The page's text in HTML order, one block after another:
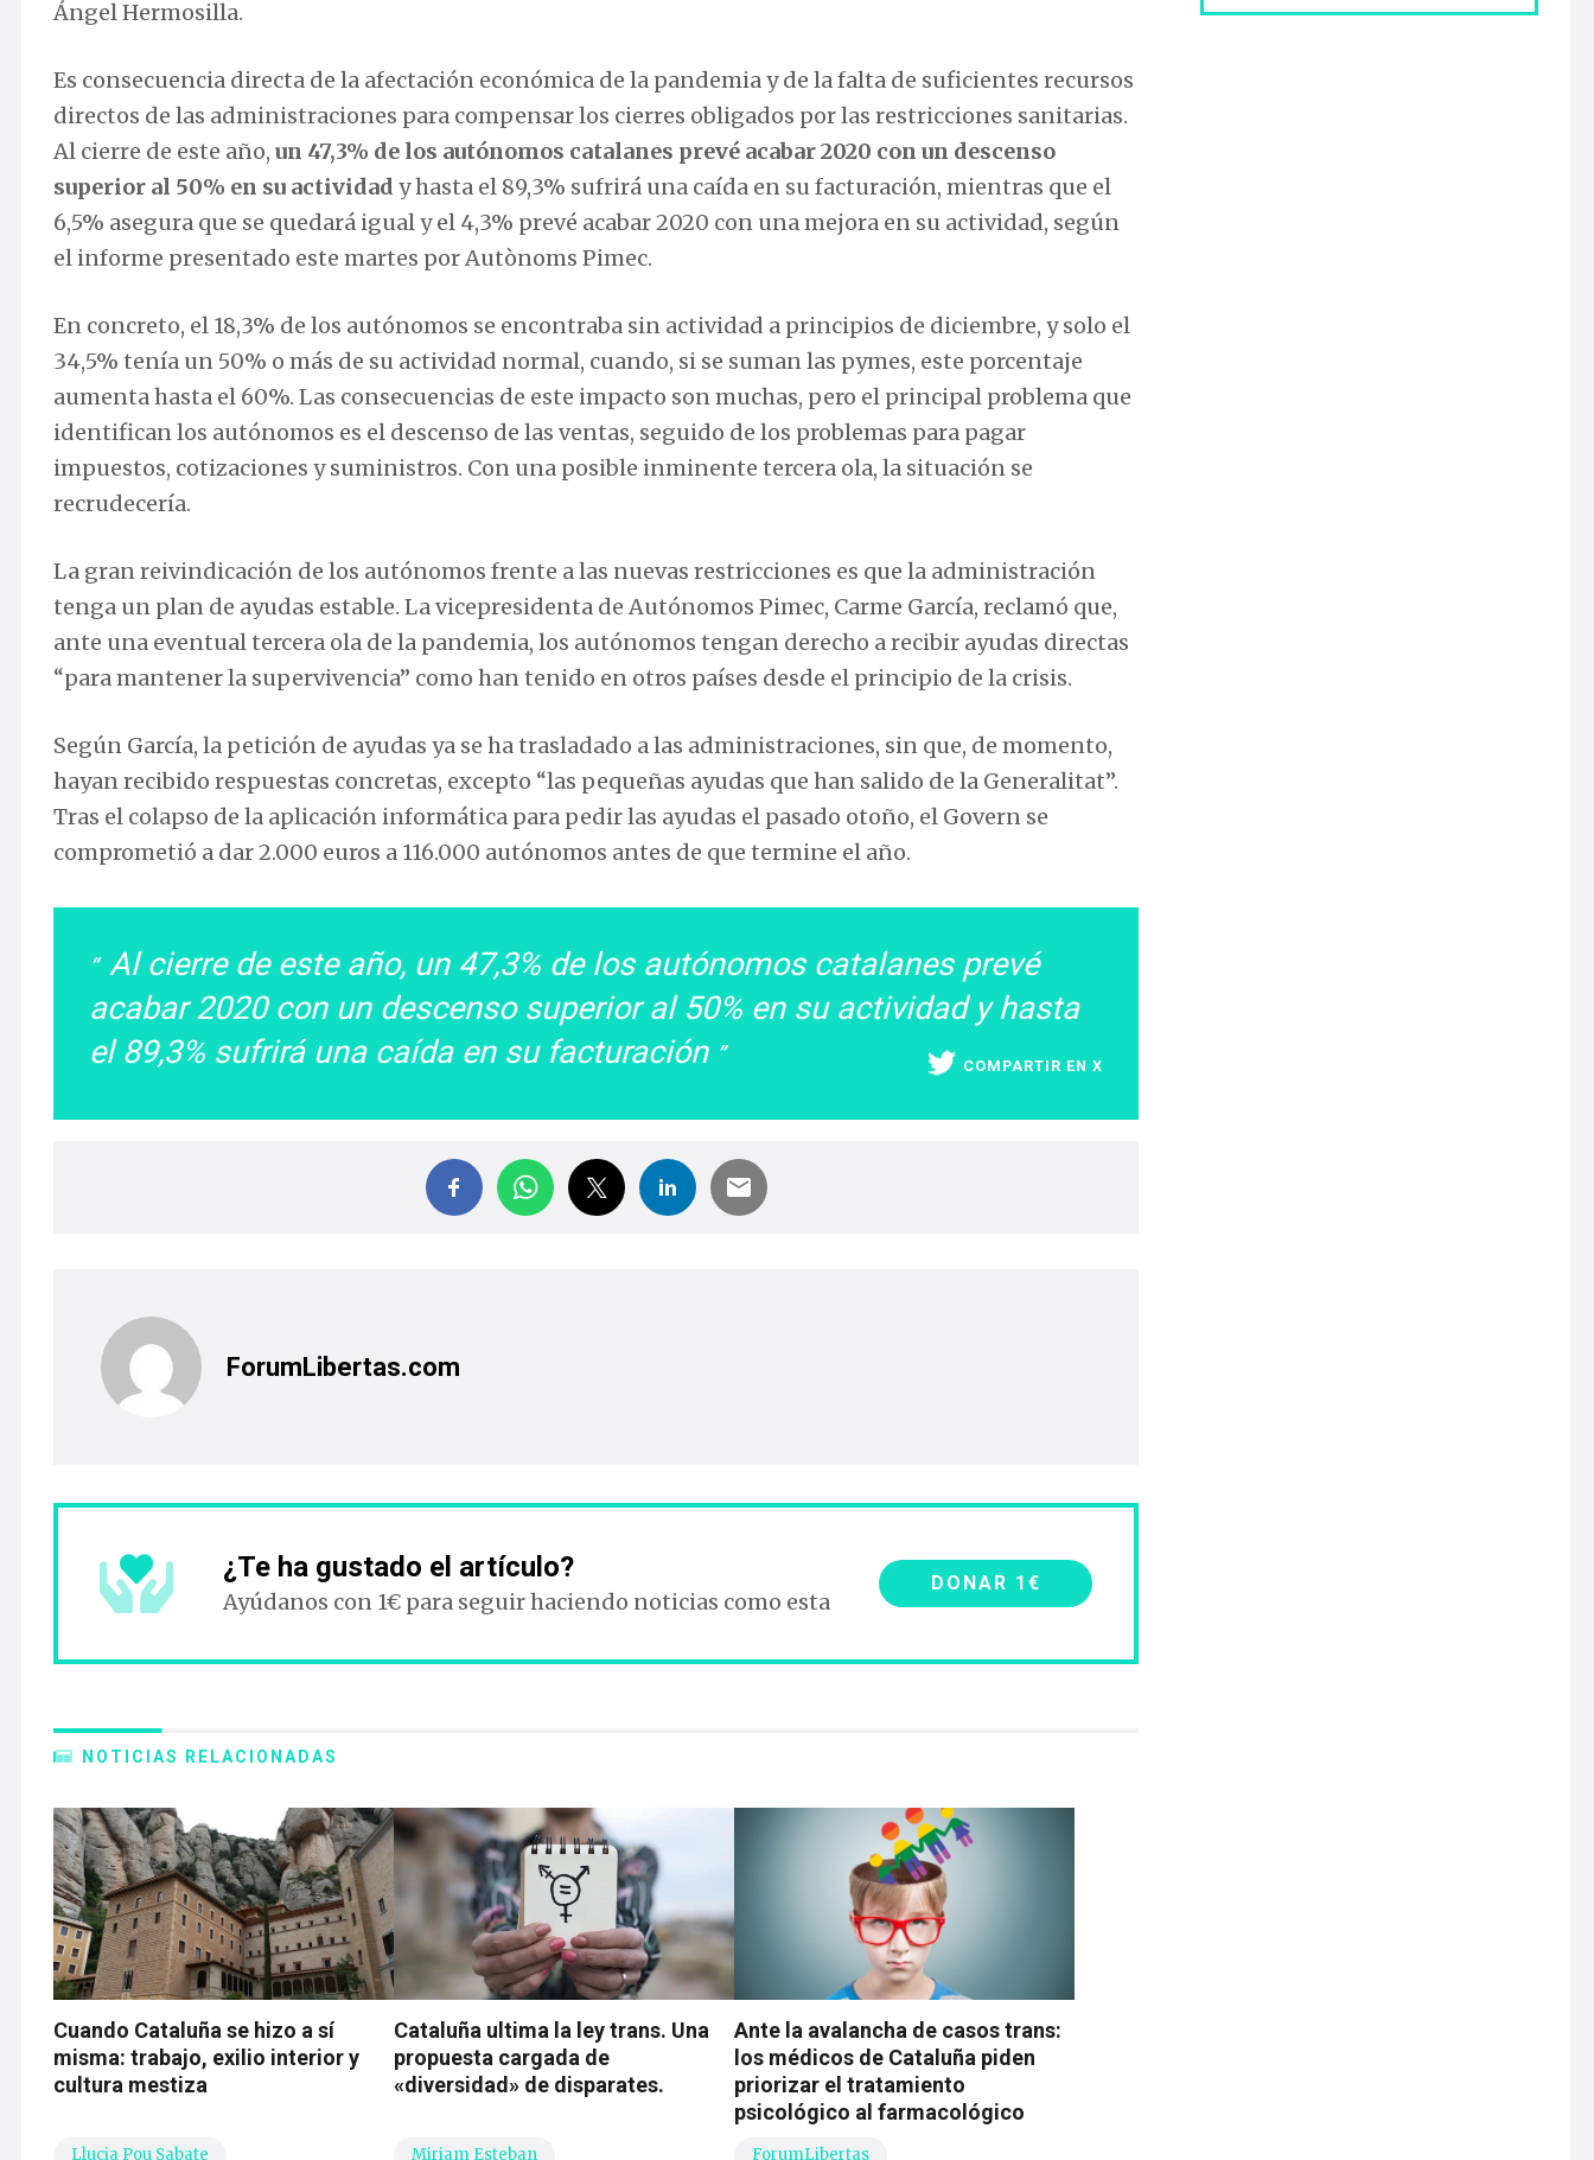
Ángel Hermosilla.
Es consecuencia directa de la afectación económica de la pandemia y de la falta de suficientes recursos
directos de las administraciones para compensar los cierres obligados por las restricciones sanitarias.
Al cierre de este año, un 47,3% de los autónomos catalanes prevé acabar 2020 con un descenso
superior al 50% en su actividad y hasta el 89,3% sufrirá una caída en su facturación, mientras que el
6,5% asegura que se quedará igual y el 4,3% prevé acabar 2020 con una mejora en su actividad, según
el informe presentado este martes por Autònoms Pimec.
En concreto, el 18,3% de los autónomos se encontraba sin actividad a principios de diciembre, y solo el
34,5% tenía un 50% o más de su actividad normal, cuando, si se suman las pymes, este porcentaje
aumenta hasta el 60%. Las consecuencias de este impacto son muchas, pero el principal problema que
identifican los autónomos es el descenso de las ventas, seguido de los problemas para pagar
impuestos, cotizaciones y suministros. Con una posible inminente tercera ola, la situación se
recrudecería.
La gran reivindicación de los autónomos frente a las nuevas restricciones es que la administración
tenga un plan de ayudas estable. La vicepresidenta de Autónomos Pimec, Carme García, reclamó que,
ante una eventual tercera ola de la pandemia, los autónomos tengan derecho a recibir ayudas directas
“para mantener la supervivencia” como han tenido en otros países desde el principio de la crisis.
Según García, la petición de ayudas ya se ha trasladado a las administraciones, sin que, de momento,
hayan recibido respuestas concretas, excepto “las pequeñas ayudas que han salido de la Generalitat”.
Tras el colapso de la aplicación informática para pedir las ayudas el pasado otoño, el Govern se
comprometió a dar 2.000 euros a 116.000 autónomos antes de que termine el año.
Al cierre de este año, un 47,3% de los autónomos catalanes prevé
acabar 2020 con un descenso superior al 50% en su actividad y hasta
el 89,3% sufrirá una caída en su facturación
COMPARTIR EN X
ForumLibertas.com
¿Te ha gustado el artículo?
Ayúdanos con 1€ para seguir haciendo noticias como esta
DONAR 1€
NOTICIAS RELACIONADAS
Cuando Cataluña se hizo a sí
misma: trabajo, exilio interior y
cultura mestiza
Llucia Pou Sabate
Cataluña ultima la ley trans. Una
propuesta cargada de
«diversidad» de disparates.
Miriam Esteban
Ante la avalancha de casos trans:
los médicos de Cataluña piden
priorizar el tratamiento
psicológico al farmacológico
ForumLibertas